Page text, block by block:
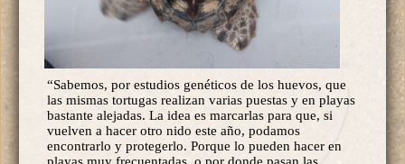
“Sabemos, por estudios genéticos de los huevos, que
las mismas tortugas realizan varias puestas y en playas
bastante alejadas. La idea es marcarlas para que, si
vuelven a hacer otro nido este año, podamos
encontrarlo y protegerlo. Porque lo pueden hacer en